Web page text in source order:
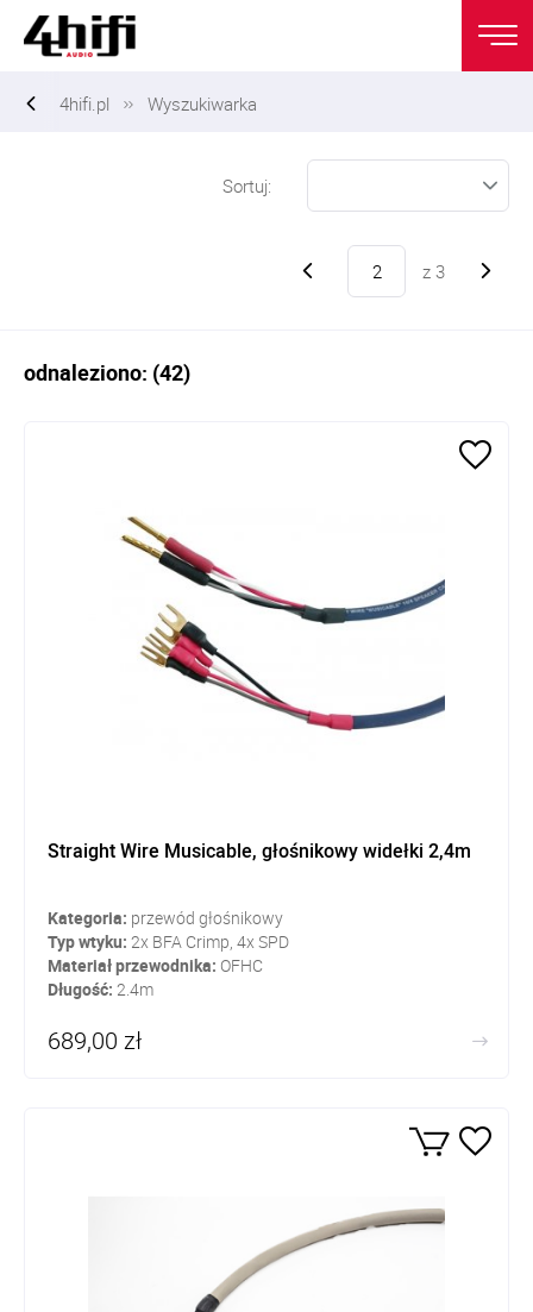
4hifi.pl Wyszukiwarka
Sortuj:
z 3
odnaleziono: (42)
Straight Wire Musicable, głośnikowy widełki 2,4m
Kategoria: przewód głośnikowy
Typ wtyku: 2x BFA Crimp, 4x SPD
Materiał przewodnika: OFHC
Długość: 2.4m
689,00 zł